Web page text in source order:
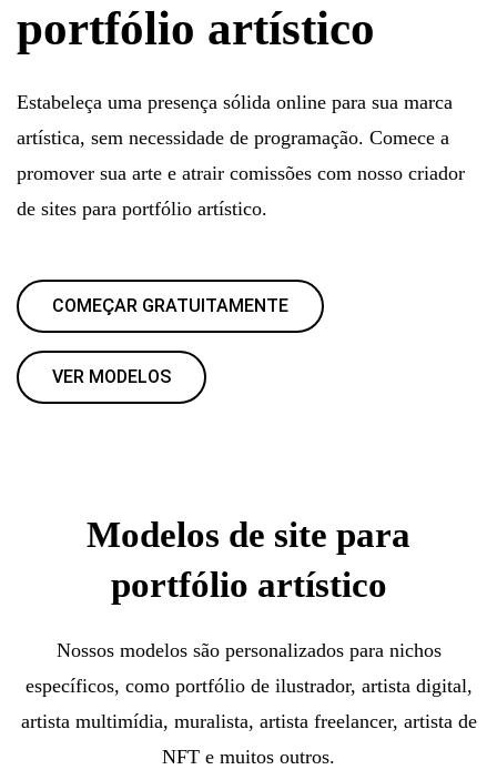
portfólio artístico
Estabeleça uma presença sólida online para sua marca
artística, sem necessidade de programação. Comece a
promover sua arte e atrair comissões com nosso criador
de sites para portfólio artístico.
COMEÇAR GRATUITAMENTE
VER MODELOS
Modelos de site para
portfólio artístico
Nossos modelos são personalizados para nichos
específicos, como portfólio de ilustrador, artista digital,
artista multimídia, muralista, artista freelancer, artista de
NFT e muitos outros.